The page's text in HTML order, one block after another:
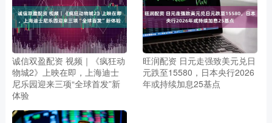
诚信双盈配资 视频｜《疯狂动
物城2》上映在即，上海迪士
尼乐园迎来三项“全球首发”新
体验
旺润配资 日元走强致美元兑日
元跌至15580，日本央行2026
年或持续加息25基点